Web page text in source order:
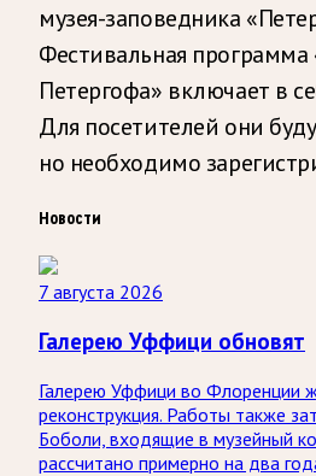
музея-заповедника
Фестивальная
Петергофа» включает в
Для посетителей они
но необходимо
Новости
7 августа 2026
Галерею Уффици обновят
Галерею Уффици во Флоренции
реконструкция. Работы также
Боболи, входящие в музейный
рассчитано примерно на два